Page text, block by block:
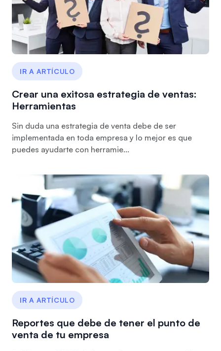
IR A ARTÍCULO
Crear una exitosa estrategia de ventas:
Herramientas
Sin duda una estrategia de venta debe de ser
implementada en toda empresa y lo mejor es que
puedes ayudarte con herramie...
IR A ARTÍCULO
Reportes que debe de tener el punto de
venta de tu empresa